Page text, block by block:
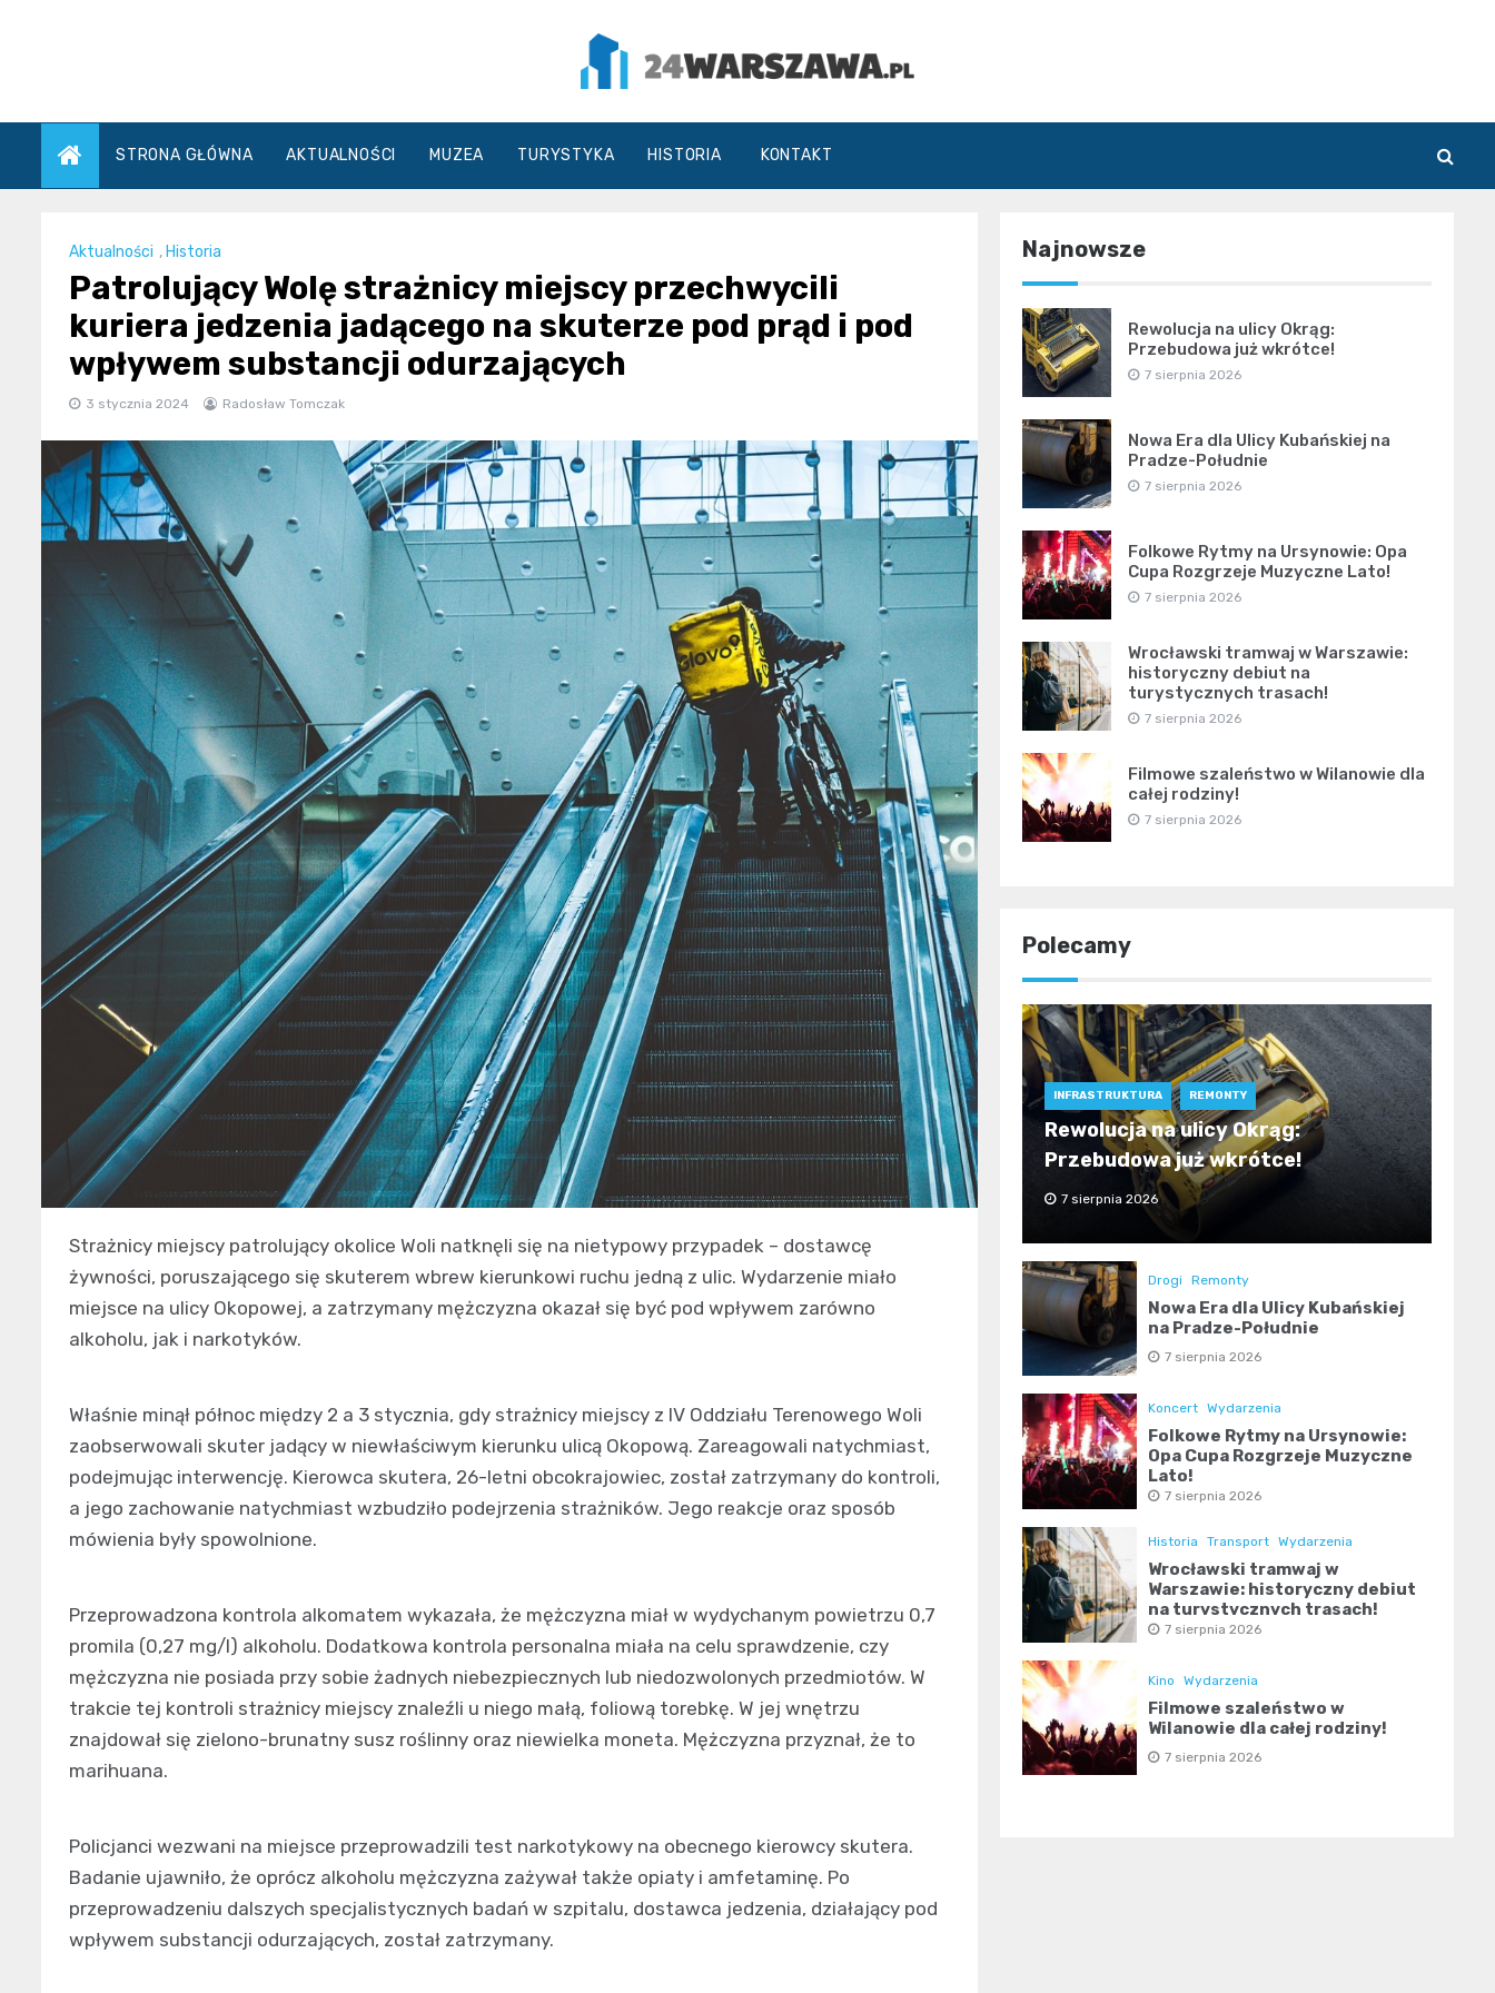
24Warszawa.pl
STRONA GŁÓWNA AKTUALNOŚCI MUZEA TURYSTYKA HISTORIA KONTAKT
Aktualności , Historia
Patrolujący Wolę strażnicy miejscy przechwycili
kuriera jedzenia jadącego na skuterze pod prąd i pod
wpływem substancji odurzających
3 stycznia 2024 Radosław Tomczak
Strażnicy miejscy patrolujący okolice Woli natknęli się na nietypowy przypadek – dostawcę
żywności, poruszającego się skuterem wbrew kierunkowi ruchu jedną z ulic. Wydarzenie miało
miejsce na ulicy Okopowej, a zatrzymany mężczyzna okazał się być pod wpływem zarówno
alkoholu, jak i narkotyków.
Właśnie minął północ między 2 a 3 stycznia, gdy strażnicy miejscy z IV Oddziału Terenowego Woli
zaobserwowali skuter jadący w niewłaściwym kierunku ulicą Okopową. Zareagowali natychmiast,
podejmując interwencję. Kierowca skutera, 26-letni obcokrajowiec, został zatrzymany do kontroli,
a jego zachowanie natychmiast wzbudziło podejrzenia strażników. Jego reakcje oraz sposób
mówienia były spowolnione.
Przeprowadzona kontrola alkomatem wykazała, że mężczyzna miał w wydychanym powietrzu 0,7
promila (0,27 mg/l) alkoholu. Dodatkowa kontrola personalna miała na celu sprawdzenie, czy
mężczyzna nie posiada przy sobie żadnych niebezpiecznych lub niedozwolonych przedmiotów. W
trakcie tej kontroli strażnicy miejscy znaleźli u niego małą, foliową torebkę. W jej wnętrzu
znajdował się zielono-brunatny susz roślinny oraz niewielka moneta. Mężczyzna przyznał, że to
marihuana.
Policjanci wezwani na miejsce przeprowadzili test narkotykowy na obecnego kierowcy skutera.
Badanie ujawniło, że oprócz alkoholu mężczyzna zażywał także opiaty i amfetaminę. Po
przeprowadzeniu dalszych specjalistycznych badań w szpitalu, dostawca jedzenia, działający pod
wpływem substancji odurzających, został zatrzymany.
Najnowsze
Rewolucja na ulicy Okrąg:
Przebudowa już wkrótce!
7 sierpnia 2026
Nowa Era dla Ulicy Kubańskiej na
Pradze-Południe
7 sierpnia 2026
Folkowe Rytmy na Ursynowie: Opa
Cupa Rozgrzeje Muzyczne Lato!
7 sierpnia 2026
Wrocławski tramwaj w Warszawie:
historyczny debiut na
turystycznych trasach!
7 sierpnia 2026
Filmowe szaleństwo w Wilanowie dla
całej rodziny!
7 sierpnia 2026
Polecamy
INFRASTRUKTURA REMONTY
Rewolucja na ulicy Okrąg:
Przebudowa już wkrótce!
7 sierpnia 2026
Drogi Remonty
Nowa Era dla Ulicy Kubańskiej
na Pradze-Południe
7 sierpnia 2026
Koncert Wydarzenia
Folkowe Rytmy na Ursynowie:
Opa Cupa Rozgrzeje Muzyczne
Lato!
7 sierpnia 2026
Historia Transport Wydarzenia
Wrocławski tramwaj w
Warszawie: historyczny debiut
na turystycznych trasach!
7 sierpnia 2026
Kino Wydarzenia
Filmowe szaleństwo w
Wilanowie dla całej rodziny!
7 sierpnia 2026